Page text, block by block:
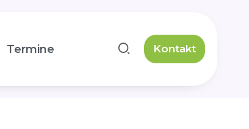
Termine Kontakt